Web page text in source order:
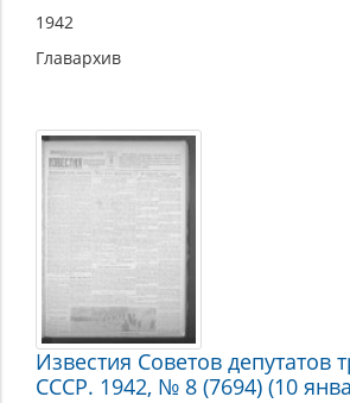
1942
Главархив
Известия Советов депутатов
СССР. 1942, № 8 (7694) (10